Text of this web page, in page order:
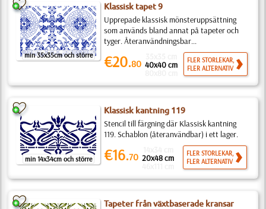
min 35x35cm och större
Klassisk tapet 9
Upprepade klassisk mönsteruppsättning
som används bland annat på tapeter och
tyger. Återanvändningsbar...
€20.80 40x40 cm
FLER STORLEKAR,
FLER ALTERNATIV
min 14x34cm och större
Klassisk kantning 119
Stencil till färgning där Klassisk kantning
119. Schablon (återanvändbar) i ett lager.
€16.70 20x48 cm
FLER STORLEKAR,
FLER ALTERNATIV
Tapeter från växtbaserade kransar